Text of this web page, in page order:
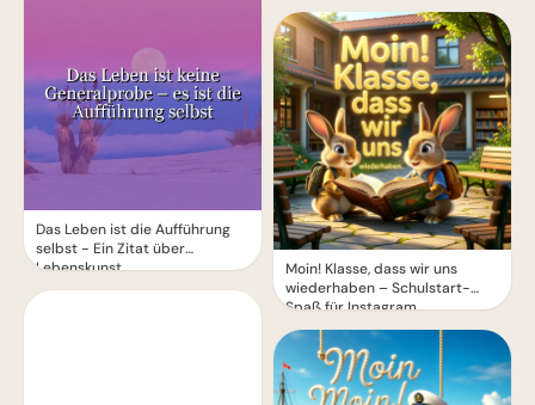
Das Leben ist die Aufführung
selbst - Ein Zitat über
Lebenskunst
Moin! Klasse, dass wir uns
wiederhaben – Schulstart-
Spaß für Instagram